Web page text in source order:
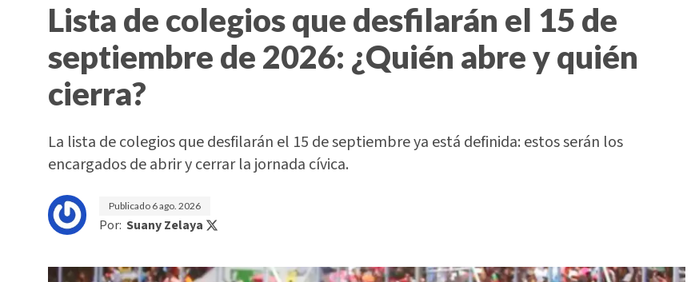
Lista de colegios que desfilarán el 15 de
septiembre de 2026: ¿Quién abre y quién
cierra?
La lista de colegios que desfilarán el 15 de septiembre ya está definida: estos serán los
encargados de abrir y cerrar la jornada cívica.
Publicado 6 ago. 2026
Por: Suany Zelaya